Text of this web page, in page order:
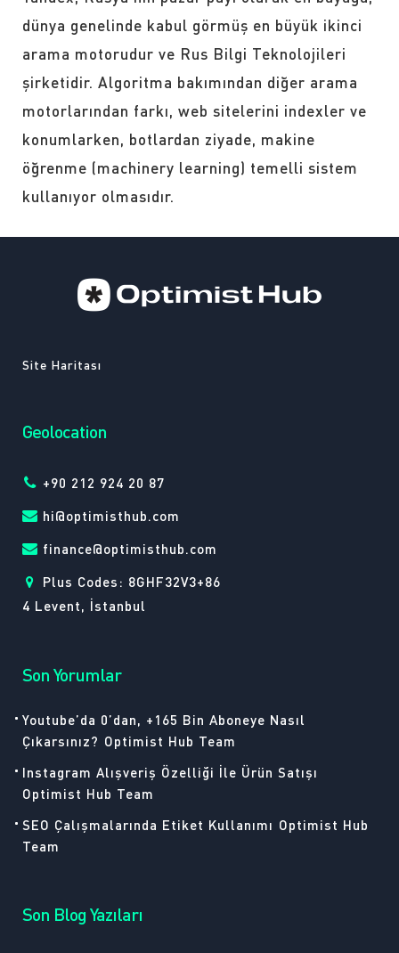
dünya genelinde kabul görmüş en büyük ikinci
arama motorudur ve Rus Bilgi Teknolojileri
şirketidir. Algoritma bakımından diğer arama
motorlarından farkı, web sitelerini indexler ve
konumlarken, botlardan ziyade, makine
öğrenme (machinery learning) temelli sistem
kullanıyor olmasıdır.
Site Haritası
Geolocation
+90 212 924 20 87
hi@optimisthub.com
finance@optimisthub.com
Plus Codes: 8GHF32V3+86
4 Levent, İstanbul
Son Yorumlar
Youtube’da 0’dan, +165 Bin Aboneye Nasıl
Çıkarsınız? Optimist Hub Team
Instagram Alışveriş Özelliği İle Ürün Satışı
Optimist Hub Team
SEO Çalışmalarında Etiket Kullanımı Optimist Hub
Team
Son Blog Yazıları